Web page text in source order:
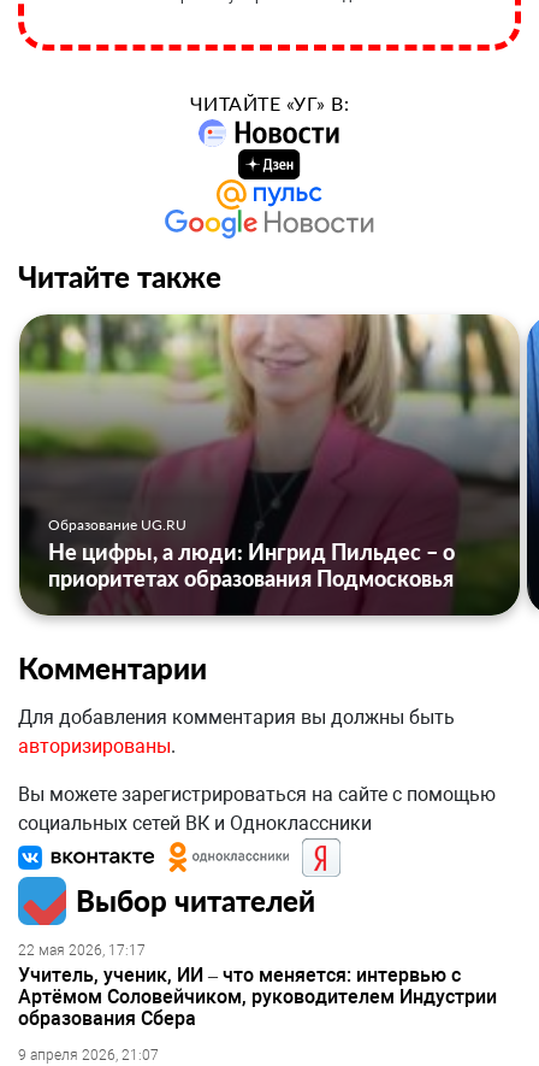
ЧИТАЙТЕ «УГ» В:
Читайте также
Образование UG.RU
Не цифры, а люди: Ингрид Пильдес – о
приоритетах образования Подмосковья
Комментарии
Для добавления комментария вы должны быть
авторизированы.
Вы можете зарегистрироваться на сайте с помощью
социальных сетей ВК и Одноклассники
Выбор читателей
22 мая 2026, 17:17
Учитель, ученик, ИИ – что меняется: интервью с
Артёмом Соловейчиком, руководителем Индустрии
образования Сбера
9 апреля 2026, 21:07